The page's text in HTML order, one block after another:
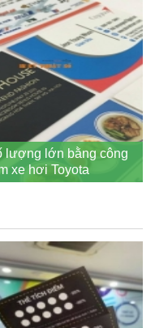
lượng lớn bằng công
xe hơi Toyota